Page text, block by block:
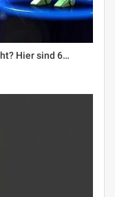
Hier sind 6…